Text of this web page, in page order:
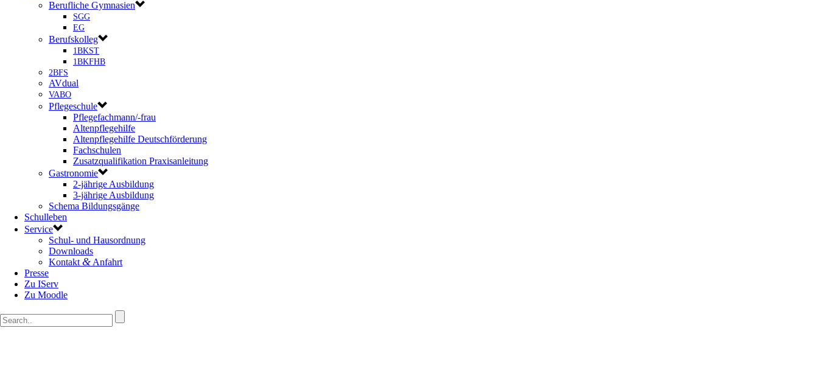
Berufliche Gymnasien
SGG
EG
Berufskolleg
1BKST
1BKFHB
2BFS
AVdual
VABO
Pflegeschule
Pflegefachmann/-frau
Altenpflegehilfe
Altenpflegehilfe Deutschförderung
Fachschulen
Zusatzqualifikation Praxisanleitung
Gastronomie
2-jährige Ausbildung
3-jährige Ausbildung
Schema Bildungsgänge
Schulleben
Service
Schul- und Hausordnung
Downloads
Kontakt & Anfahrt
Presse
Zu IServ
Zu Moodle